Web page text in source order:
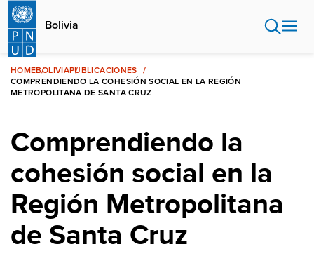
Pasar
contenido
principal
Bolivia
HOMEBOLIVIAPUBLICACIONES
COMPRENDIENDO LA COHESIÓN SOCIAL EN LA REGIÓN
METROPOLITANA DE SANTA CRUZ
Comprendiendo la
cohesión social en la
Región Metropolitana
de Santa Cruz